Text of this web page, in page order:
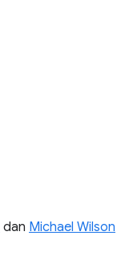
dan Michael Wilson